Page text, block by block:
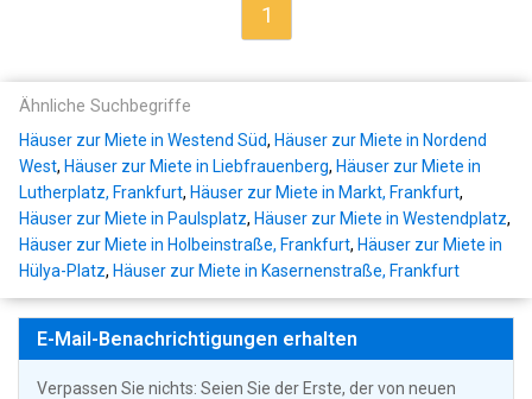
1
Ähnliche Suchbegriffe
Häuser zur Miete in Westend Süd, Häuser zur Miete in Nordend
West, Häuser zur Miete in Liebfrauenberg, Häuser zur Miete in
Lutherplatz, Frankfurt, Häuser zur Miete in Markt, Frankfurt,
Häuser zur Miete in Paulsplatz, Häuser zur Miete in Westendplatz,
Häuser zur Miete in Holbeinstraße, Frankfurt, Häuser zur Miete in
Hülya-Platz, Häuser zur Miete in Kasernenstraße, Frankfurt
E-Mail-Benachrichtigungen erhalten
Verpassen Sie nichts: Seien Sie der Erste, der von neuen